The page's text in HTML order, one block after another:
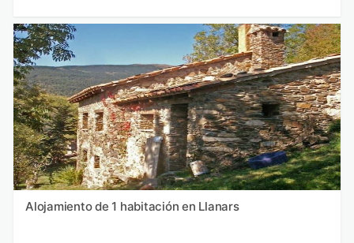
Alojamiento de 1 habitación en Llanars